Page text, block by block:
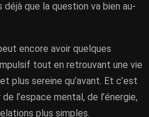
que la question va bien au-
encore avoir quelques
tout en retrouvant une vie
plus sereine qu’avant. Et c’est
l’espace mental, de l’énergie,
plus simples.